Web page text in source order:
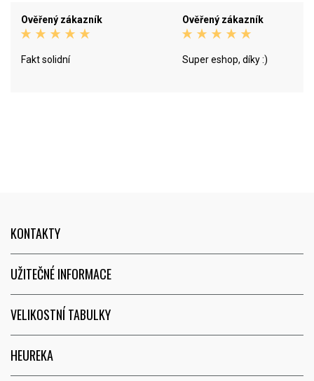
Ověřený zákazník
Fakt solidní
Ověřený zákazník
Super eshop, díky :)
KONTAKTY
UŽITEČNÉ INFORMACE
VELIKOSTNÍ TABULKY
HEUREKA